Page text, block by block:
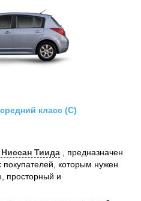
класс (C)
Тиида , предназначен
которым нужен
просторный и